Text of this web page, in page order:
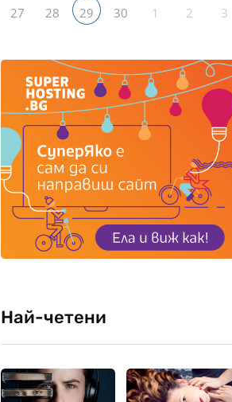
27 28 29 30 1 2 3
Най-четени